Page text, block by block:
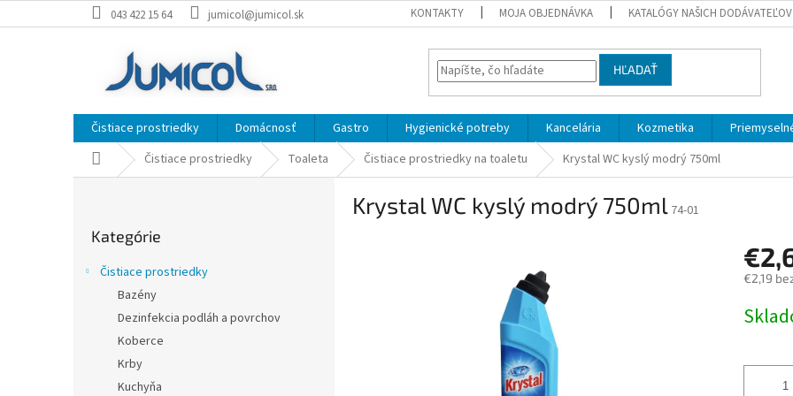
na
043 422 15 64 jumicol@jumicol.sk KONTAKTY MOJA OBJEDNÁVKA KATALÓGY NAŠICH DODÁVATEĽOV
HĽADAŤ
Čistiace prostriedky Domácnosť Gastro Hygienické potreby Kancelária Kozmetika
Domov Čistiace prostriedky Toaleta Čistiace prostriedky na toaletu Krystal WC kyslý modrý 750ml
kategórie
Kategórie
Čistiace prostriedky
Bazény
Dezinfekcia podláh a povrchov
Koberce
Krby
Kuchyňa
Krystal WC kyslý modrý 750ml 74-01
€2,19
cena: